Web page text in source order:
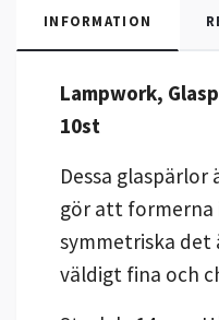
INFORMATION
Lampwork,
10st
Dessa
gör att
symmetriska det
väldigt fina och